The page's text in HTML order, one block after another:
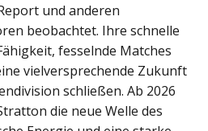
und anderen
beobachtet. Ihre schnelle
fesselnde Matches
vielversprechende Zukunft
schließen. Ab 2026
die neue Welle des